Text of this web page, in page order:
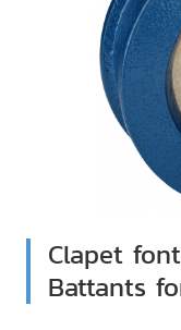
Clapet
Battants